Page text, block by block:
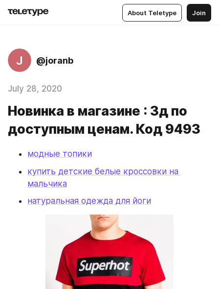
About Teletype Join
J @joranb
July 28, 2020
Новинка в магазине : 3д по
доступным ценам. Код 9493
модные топики
купить детские белые кроссовки на
мальчика
натуральная одежда для йоги